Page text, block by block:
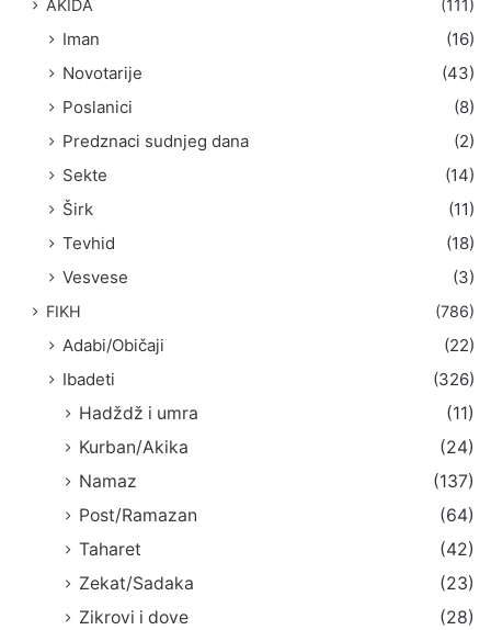
AKIDA (111)
Iman
(16)
Novotarije
(43)
Poslanici
(8)
Predznaci sudnjeg dana
(2)
Sekte
(14)
Širk
(11)
Tevhid
(18)
Vesvese
(3)
FIKH (786)
Adabi/Običaji
(22)
Ibadeti
(326)
Hadždž i umra
(11)
Kurban/Akika
(24)
Namaz
(137)
Post/Ramazan
(64)
Taharet
(42)
Zekat/Sadaka
(23)
Zikrovi i dove
(28)